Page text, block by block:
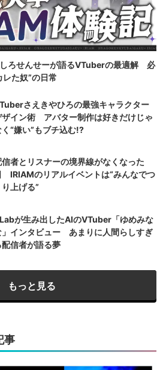
しろせんせーが語るVTuberの最適解 必
た奴”の日常
さえきやひろの最強キャラクター
ザイン術 アバター制作は好きだけじゃ
く“嫌い”もブチ込む!?
信者とリスナーの境界線がなくなった
IRIAMのリアルイベントは“みんなでつ
り上げる”
が生み出したAIのVTuber「ゆめみな
」インタビュー あまりに人間らしすぎ
配信者が語る夢
もっと見る
事